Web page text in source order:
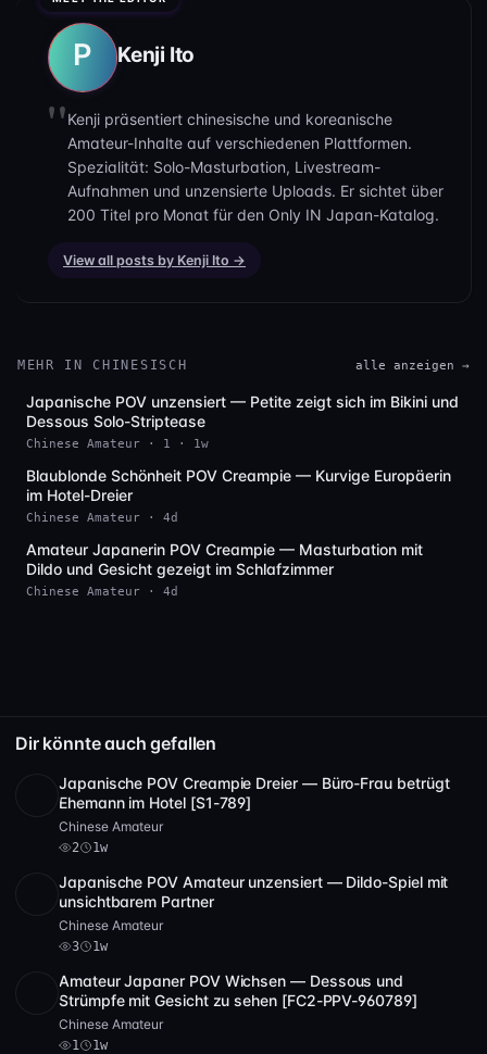
tropfen an ihrem inneren Oberschenkel vom Vibratortip herab.
Das ist nicht Gleitmittel. Das ist Creampie-Leakage. Die
außerbildliche Hand taucht wieder auf und passt den Winkel
an. Dies ist kein Solo. Dies ist eine zweipersonige POV-
Amateur-Creampie-Szene, die sich als Solo tarnt, bis der
Höhepunkt kommt.
Was diese Szene über die übliche FC2-Kategorie hebt, ist der
Kontrast in der Kleidung — vom Cardigan zur
des Gesichts. Die meisten Leaks verwischen oder maskieren,
keucht, verschiebt sich, greift das Spielzeug, als ob sie es
ernst meint.
Persönliches Urteil: diese Szene rockt. Der Übergang von der
und die Kombination aus Strümpfen und Cardigan ist dezent
ikonisch. Nicht die wildeste Szene da draußen, aber die
Authentizität trägt sie. Wenn du auf asiatische Amateur-
Leaks mit Gesicht gezeigt und einem Creampie-Finish stehst,
ist das eine solide 8/10.
Kenji Ito
Kenji präsentiert chinesische und koreanische
Amateur-Inhalte auf verschiedenen Plattformen.
Spezialität: Solo-Masturbation, Livestream-
Aufnahmen und unzensierte Uploads. Er sichtet über
200 Titel pro Monat für den Only IN Japan-Katalog.
View all posts by Kenji Ito →
MEHR IN CHINESISCH alle anzeigen →
HD
Japanische POV unzensiert — Petite zeigt sich im Bikini und
Dessous Solo-Striptease
Chinese Amateur · 1 · 1w
Full HD
Blaublonde Schönheit POV Creampie — Kurvige Europäerin
im Hotel-Dreier
Chinese Amateur · 4d
SD
Amateur Japanerin POV Creampie — Masturbation mit
Dildo und Gesicht gezeigt im Schlafzimmer
Chinese Amateur · 4d
Dir könnte auch gefallen
Full HD
Japanische POV Creampie Dreier — Büro-Frau betrügt
Ehemann im Hotel [S1-789]
Chinese Amateur
2 1w
1:05:23
Japanische POV Amateur unzensiert — Dildo-Spiel mit
unsichtbarem Partner
Chinese Amateur
3 1w
2:16:21
Amateur Japaner POV Wichsen — Dessous und
Strümpfe mit Gesicht zu sehen [FC2-PPV-960789]
Chinese Amateur
1 1w